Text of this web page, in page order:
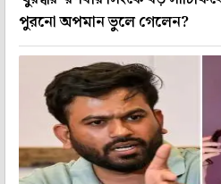
পুরনো অপমান ভুলে গেলেন?